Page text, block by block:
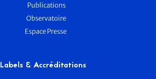
Publications
Observatoire
Espace Presse
Labels & Accréditations